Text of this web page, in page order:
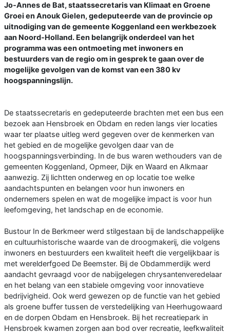
Jo‑Annes de Bat, staatssecretaris van Klimaat en Groene
Groei en Anouk Gielen, gedeputeerde van de provincie op
uitnodiging van de gemeente Koggenland een werkbezoek
aan Noord‑Holland. Een belangrijk onderdeel van het
programma was een ontmoeting met inwoners en
bestuurders van de regio om in gesprek te gaan over de
mogelijke gevolgen van de komst van een 380 kv
hoogspanningslijn.
De staatssecretaris en gedeputeerde brachten met een bus een
bezoek aan Hensbroek en Obdam en reden langs vier locaties
waar ter plaatse uitleg werd gegeven over de kenmerken van
het gebied en de mogelijke gevolgen daar van de
hoogspanningsverbinding. In de bus waren wethouders van de
gemeenten Koggenland, Opmeer, Dijk en Waard en Alkmaar
aanwezig. Zij lichtten onderweg en op locatie toe welke
aandachtspunten en belangen voor hun inwoners en
ondernemers spelen en wat de mogelijke impact is voor hun
leefomgeving, het landschap en de economie.
Bustour In de Berkmeer werd stilgestaan bij de landschappelijke
en cultuurhistorische waarde van de droogmakerij, die volgens
inwoners en bestuurders een kwaliteit heeft die vergelijkbaar is
met werelderfgoed De Beemster. Bij de Obdammerdijk werd
aandacht gevraagd voor de nabijgelegen chrysantenveredelaar
en het belang van een stabiele omgeving voor innovatieve
bedrijvigheid. Ook werd gewezen op de functie van het gebied
als groene buffer tussen de verstedelijking van Heerhugowaard
en de dorpen Obdam en Hensbroek. Bij het recreatiepark in
Hensbroek kwamen zorgen aan bod over recreatie, leefkwaliteit